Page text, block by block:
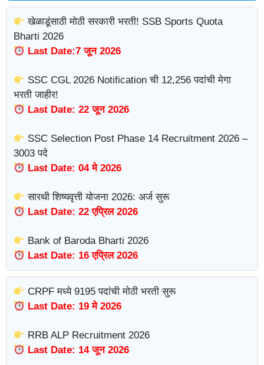
खेळाडूंसाठी मोठी सरकारी भरती! SSB Sports Quota
Bharti 2026
Last Date:7 जून 2026
SSC CGL 2026 Notification ची 12,256 पदांची मेगा
भरती जाहीर!
Last Date: 22 जून 2026
SSC Selection Post Phase 14 Recruitment 2026 –
3003 पदे
Last Date: 04 मे 2026
सारथी शिष्यवृत्ती योजना 2026: अर्ज सुरू
Last Date: 22 एप्रिल 2026
Bank of Baroda Bharti 2026
Last Date: 16 एप्रिल 2026
CRPF मध्ये 9195 पदांची मोठी भरती सुरू
Last Date: 19 मे 2026
RRB ALP Recruitment 2026
Last Date: 14 जून 2026